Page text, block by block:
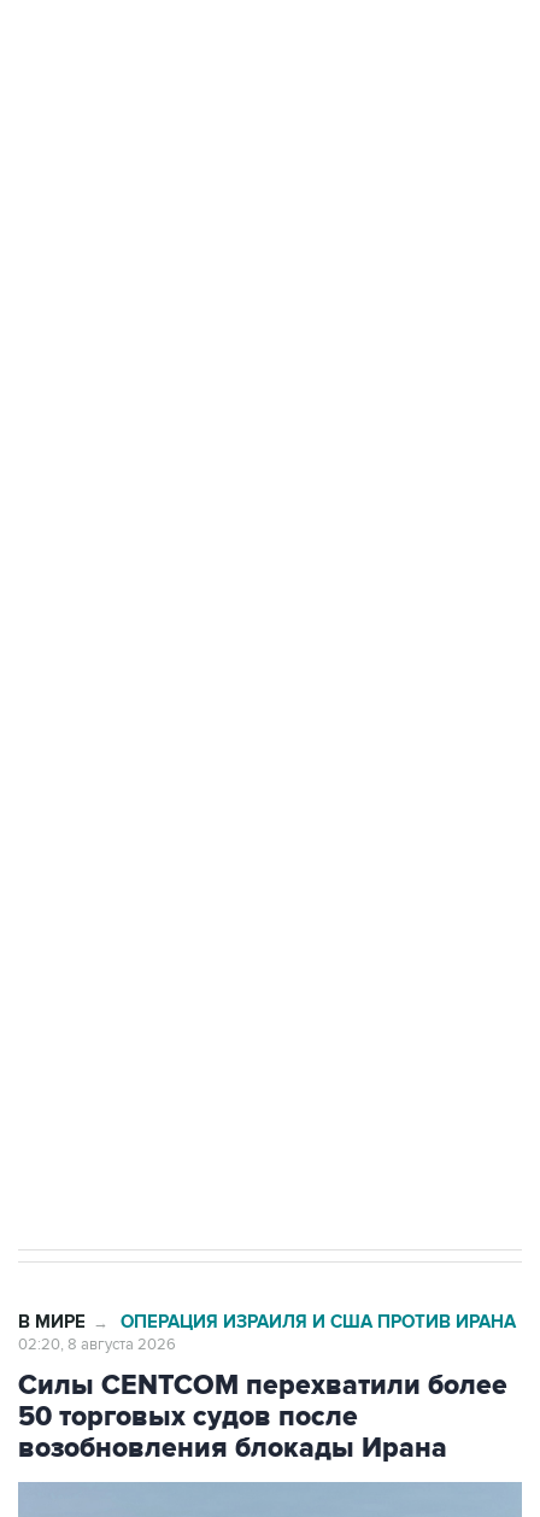
В МИРЕ → ОПЕРАЦИЯ ИЗРАИЛЯ И США ПРОТИВ ИРАНА
02:20, 8 августа 2026
Силы CENTCOM перехватили более
50 торговых судов после
возобновления блокады Ирана